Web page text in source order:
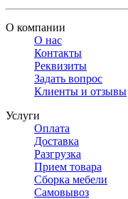
О компании
О нас
Контакты
Реквизиты
Задать вопрос
Клиенты и отзывы
Услуги
Оплата
Доставка
Разгрузка
Прием товара
Сборка мебели
Самовывоз